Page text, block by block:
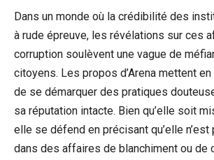
Dans un monde où la crédibilité des
à rude épreuve, les révélations sur ces
corruption soulèvent une vague de
citoyens. Les propos d’Arena mettent
de se démarquer des pratiques
sa réputation intacte. Bien qu’elle soit
elle se défend en précisant qu’elle
dans des affaires de blanchiment ou de